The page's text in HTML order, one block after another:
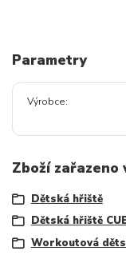
Parametry
Výrobce
Zboží
Dětská hřiště
Dětská hřiště
Workoutová